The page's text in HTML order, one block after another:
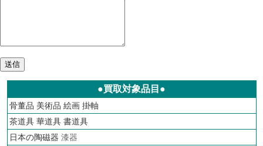
●買取対象品目●
骨董品 美術品 絵画 掛軸
茶道具 華道具 書道具
日本の陶磁器 漆器